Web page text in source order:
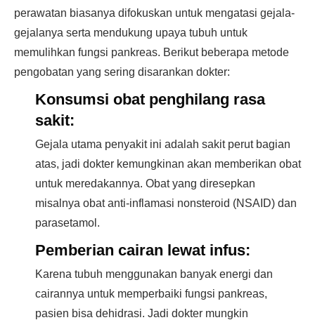
perawatan biasanya difokuskan untuk mengatasi gejala-
gejalanya serta mendukung upaya tubuh untuk
memulihkan fungsi pankreas. Berikut beberapa metode
pengobatan yang sering disarankan dokter:
Konsumsi obat penghilang rasa
sakit:
Gejala utama penyakit ini adalah sakit perut bagian
atas, jadi dokter kemungkinan akan memberikan obat
untuk meredakannya. Obat yang diresepkan
misalnya obat anti-inflamasi nonsteroid (NSAID) dan
parasetamol.
Pemberian cairan lewat infus:
Karena tubuh menggunakan banyak energi dan
cairannya untuk memperbaiki fungsi pankreas,
pasien bisa dehidrasi. Jadi dokter mungkin